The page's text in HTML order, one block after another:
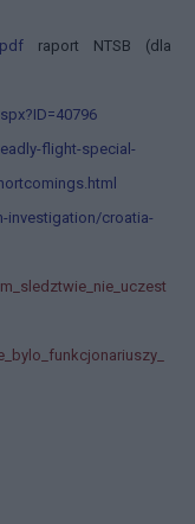
raport NTSB (dla
flight-special-
investigation/croatia-